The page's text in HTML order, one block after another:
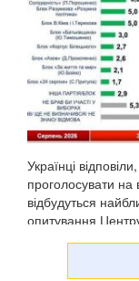
Українці
проголосувати
відбудуться
опитування